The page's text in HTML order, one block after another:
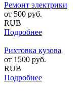
Ремонт электрики
от 500 руб.
RUB
Подробнее
Рихтовка кузова
от 1500 руб.
RUB
Подробнее